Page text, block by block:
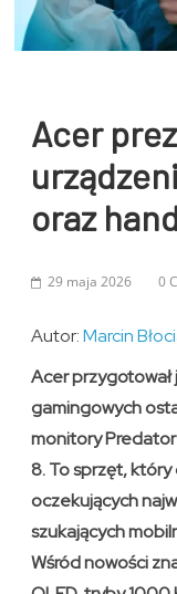
Acer
oraz
29 maja 2026 0
Autor:Marcin
Acer
gamingowych
monitory
8. To sprzęt,
oczekujących
szukających
Wśród nowości